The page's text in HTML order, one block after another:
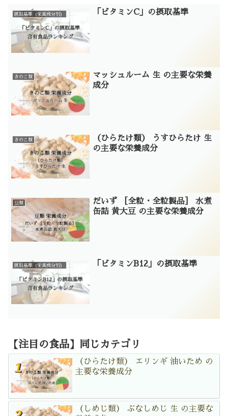
摂取基準（栄養成分別） 「ビタミンC」の摂取基準
きのこ類
マッシュルーム 生 の主要な栄養
成分
きのこ類
（ひらたけ類） うすひらたけ 生
の主要な栄養成分
豆類
だいず ［全粒・全粒製品］ 水煮
缶詰 黄大豆 の主要な栄養成分
摂取基準（栄養成分別） 「ビタミンB12」の摂取基準
【注目の食品】同じカテゴリ
（ひらたけ類） エリンギ 油いため の
主要な栄養成分
（しめじ類） ぶなしめじ 生 の主要な